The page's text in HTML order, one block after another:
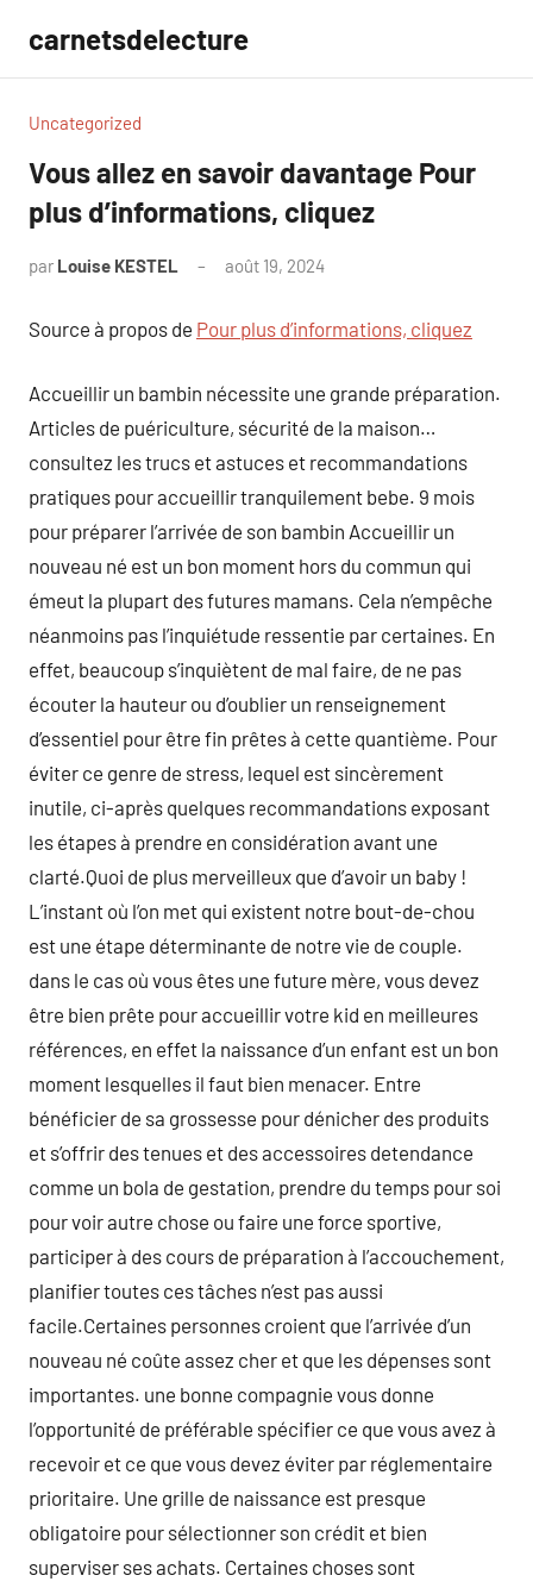
contenu
carnetsdelecture
Uncategorized
Vous allez en savoir davantage Pour
plus d’informations, cliquez
par Louise KESTEL août 19, 2024
Source à propos de Pour plus d’informations, cliquez
Accueillir un bambin nécessite une grande préparation.
Articles de puériculture, sécurité de la maison…
consultez les trucs et astuces et recommandations
pratiques pour accueillir tranquilement bebe. 9 mois
pour préparer l’arrivée de son bambin Accueillir un
nouveau né est un bon moment hors du commun qui
émeut la plupart des futures mamans. Cela n’empêche
néanmoins pas l’inquiétude ressentie par certaines. En
effet, beaucoup s’inquiètent de mal faire, de ne pas
écouter la hauteur ou d’oublier un renseignement
d’essentiel pour être fin prêtes à cette quantième. Pour
éviter ce genre de stress, lequel est sincèrement
inutile, ci-après quelques recommandations exposant
les étapes à prendre en considération avant une
clarté.Quoi de plus merveilleux que d’avoir un baby !
L’instant où l’on met qui existent notre bout-de-chou
est une étape déterminante de notre vie de couple.
dans le cas où vous êtes une future mère, vous devez
être bien prête pour accueillir votre kid en meilleures
références, en effet la naissance d’un enfant est un bon
moment lesquelles il faut bien menacer. Entre
bénéficier de sa grossesse pour dénicher des produits
et s’offrir des tenues et des accessoires detendance
comme un bola de gestation, prendre du temps pour soi
pour voir autre chose ou faire une force sportive,
participer à des cours de préparation à l’accouchement,
planifier toutes ces tâches n’est pas aussi
facile.Certaines personnes croient que l’arrivée d’un
nouveau né coûte assez cher et que les dépenses sont
importantes. une bonne compagnie vous donne
l’opportunité de préférable spécifier ce que vous avez à
recevoir et ce que vous devez éviter par réglementaire
prioritaire. Une grille de naissance est presque
obligatoire pour sélectionner son crédit et bien
superviser ses achats. Certaines choses sont